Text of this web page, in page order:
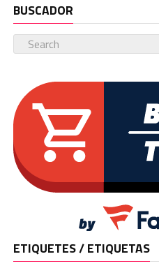
BUSCADOR
ETIQUETES / ETIQUETAS